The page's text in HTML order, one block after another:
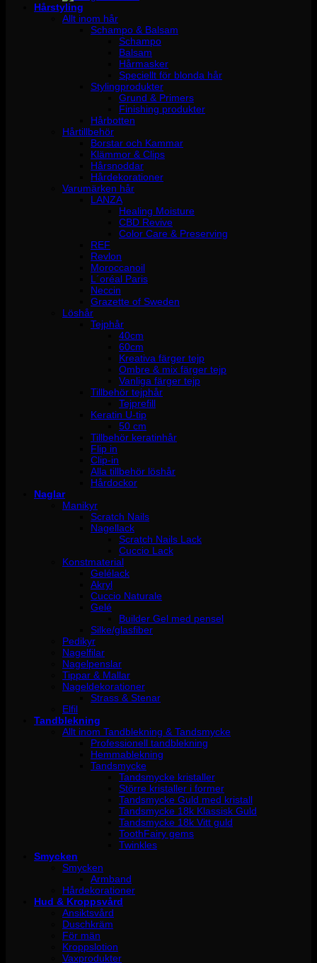
Hårstyling
Allt inom hår
Schampo & Balsam
Schampo
Balsam
Hårmasker
Speciellt för blonda hår
Stylingprodukter
Grund & Primers
Finishing produkter
Hårbotten
Hårtillbehör
Borstar och Kammar
Klämmor & Clips
Hårsnoddar
Hårdekorationer
Varumärken hår
LANZA
Healing Moisture
CBD Revive
Color Care & Preserving
REF
Revlon
Moroccanoil
L´oréal Paris
Neccin
Grazette of Sweden
Löshår
Tejphår
40cm
60cm
Kreativa färger tejp
Ombre & mix färger tejp
Vanliga färger tejp
Tillbehör tejphår
Tejprefill
Keratin U-tip
50 cm
Tillbehör keratinhår
Flip in
Clip-in
Alla tillbehör löshår
Hårdockor
Naglar
Manikyr
Scratch Nails
Nagellack
Scratch Nails Lack
Cuccio Lack
Konstmaterial
Gelélack
Akryl
Cuccio Naturale
Gelé
Builder Gel med pensel
Silke/glasfiber
Pedikyr
Nagelfilar
Nagelpenslar
Tippar & Mallar
Nageldekorationer
Strass & Stenar
Elfil
Tandblekning
Allt inom Tandblekning & Tandsmycke
Professionell tandblekning
Hemmablekning
Tandsmycke
Tandsmycke kristaller
Större kristaller i former
Tandsmycke Guld med kristall
Tandsmycke 18k Klassisk Guld
Tandsmycke 18k Vitt guld
ToothFairy gems
Twinkles
Smycken
Smycken
Armband
Hårdekorationer
Hud & Kroppsvård
Ansiktsvård
Duschkräm
För män
Kroppslotion
Vaxprodukter